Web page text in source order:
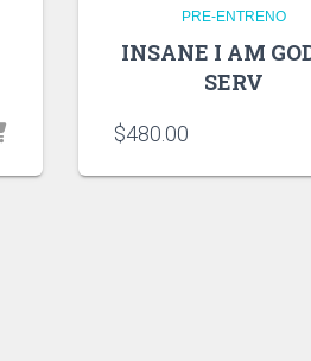
PRE-ENTRENO
INSANE I AM
SERV
$480.00